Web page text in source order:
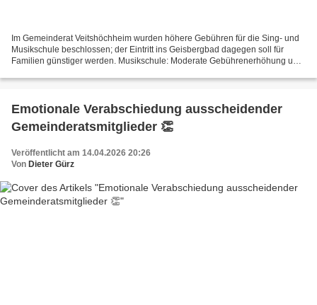
Im Gemeinderat Veitshöchheim wurden höhere Gebühren für die Sing- und
Musikschule beschlossen; der Eintritt ins Geisbergbad dagegen soll für
Familien günstiger werden. Musikschule: Moderate Gebührenerhöhung und
Emotionale Verabschiedung ausscheidender
Gemeinderatsmitglieder 👏
Veröffentlicht am 14.04.2026 20:26
Von Dieter Gürz